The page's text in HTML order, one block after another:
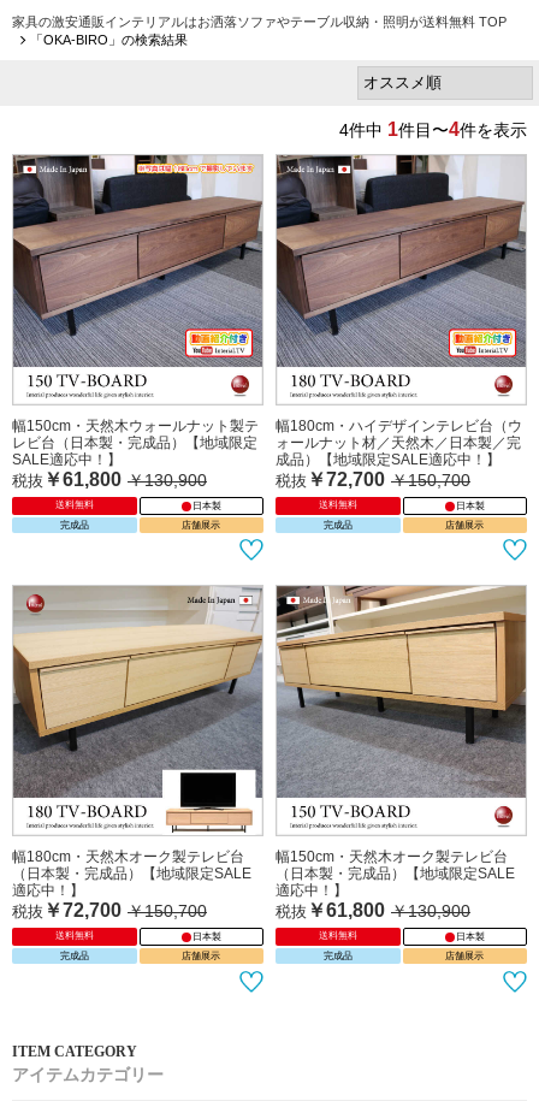
家具の激安通販インテリアルはお洒落ソファやテーブル収納・照明が送料無料 TOP
「OKA-BIRO」の検索結果
4件中 1件目〜4件を表示
幅150cm・天然木ウォールナット製テ
レビ台（日本製・完成品）【地域限定
SALE適応中！】
税抜 ￥61,800 ￥130,900
送料無料
日本製
完成品
店舗展示
幅180cm・ハイデザインテレビ台（ウ
ォールナット材／天然木／日本製／完
成品）【地域限定SALE適応中！】
税抜 ￥72,700 ￥150,700
送料無料
日本製
完成品
店舗展示
幅180cm・天然木オーク製テレビ台
（日本製・完成品）【地域限定SALE
適応中！】
税抜 ￥72,700 ￥150,700
送料無料
日本製
完成品
店舗展示
幅150cm・天然木オーク製テレビ台
（日本製・完成品）【地域限定SALE
適応中！】
税抜 ￥61,800 ￥130,900
送料無料
日本製
完成品
店舗展示
アイテムカテゴリー